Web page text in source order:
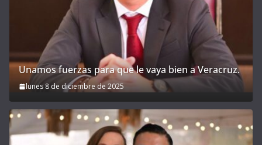
Unamos fuerzas para que le vaya bien a Veracruz.
lunes 8 de diciembre de 2025